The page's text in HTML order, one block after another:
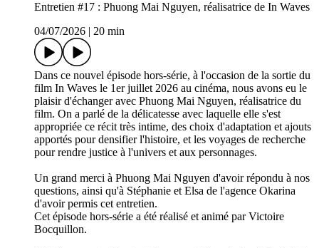
Entretien #17 : Phuong Mai Nguyen, réalisatrice de In Waves
04/07/2026
20 min
Dans ce nouvel épisode hors-série, à l'occasion de la sortie du
film In Waves le 1er juillet 2026 au cinéma, nous avons eu le
plaisir d'échanger avec Phuong Mai Nguyen, réalisatrice du
film. On a parlé de la délicatesse avec laquelle elle s'est
appropriée ce récit très intime, des choix d'adaptation et ajouts
apportés pour densifier l'histoire, et les voyages de recherche
pour rendre justice à l'univers et aux personnages.
Un grand merci à Phuong Mai Nguyen d'avoir répondu à nos
questions, ainsi qu'à Stéphanie et Elsa de l'agence Okarina
d'avoir permis cet entretien.
Cet épisode hors-série a été réalisé et animé par Victoire
Bocquillon.